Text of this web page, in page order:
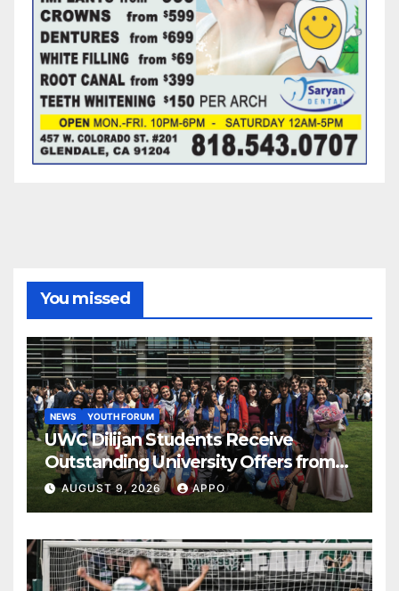
You missed
NEWS YOUTH FORUM
UWC Dilijan Students Receive
Outstanding University Offers from
the World’s Leading Institutions
AUGUST 9, 2026 APPO